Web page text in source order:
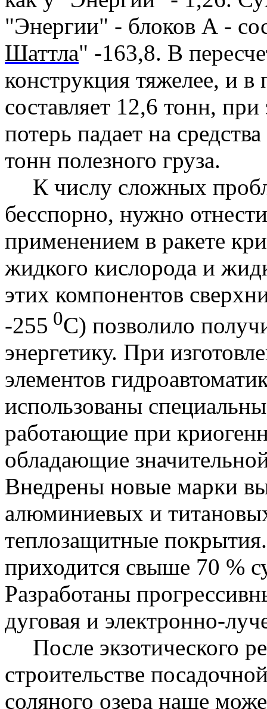
"Энергии" - блоков А -
Шаттла" -163,8. В
конструкция тяжелее, и в
составляет 12,6 тонн,
потерь падает на
тонн полезного груза.
К числу сложных
бесспорно, нужно
применением в ракете
жидкого кислорода и
этих компонентов
-255 0С) позволило
энергетику. При
элементов
использованы
работающие при
обладающие
Внедрены новые марки
алюминиевых и
теплозащитные
приходится свыше 70 %
Разработаны
дуговая и электронно-
После экзотического
строительстве
соляного озера наше